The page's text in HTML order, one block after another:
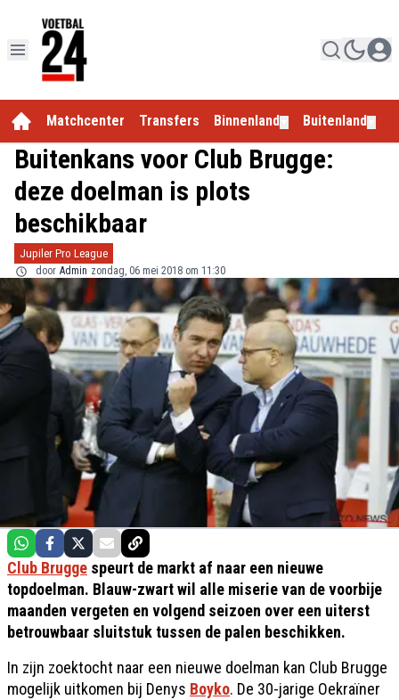
Matchcenter Transfers Binnenland Buitenland
Buitenkans voor Club Brugge:
deze doelman is plots
beschikbaar
Jupiler Pro League
door Admin zondag, 06 mei 2018 om 11:30
Club Brugge speurt de markt af naar een nieuwe
topdoelman. Blauw-zwart wil alle miserie van de voorbije
maanden vergeten en volgend seizoen over een uiterst
betrouwbaar sluitstuk tussen de palen beschikken.
In zijn zoektocht naar een nieuwe doelman kan Club Brugge
mogelijk uitkomen bij Denys Boyko. De 30-jarige Oekraïner